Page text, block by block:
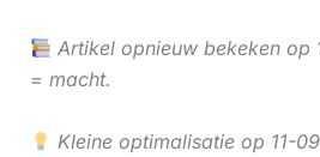
Artikel opnieuw bekeken op
= macht.
Kleine optimalisatie op 11-